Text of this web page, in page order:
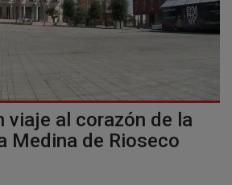
viaje al corazón de la
Medina de Rioseco